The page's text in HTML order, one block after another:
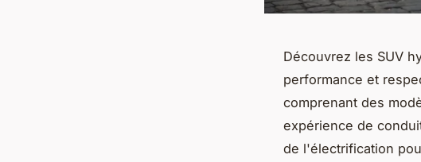
Découvrez les SUV
performance et
comprenant des
expérience de
de l'électrification